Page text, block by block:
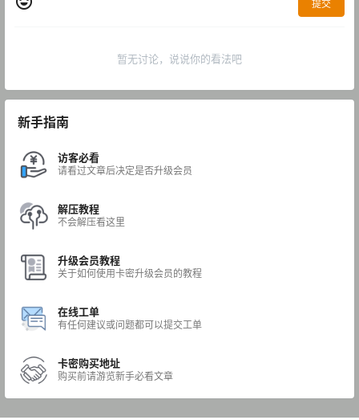
提交
暂无讨论，说说你的看法吧
新手指南
访客必看
请看过文章后决定是否升级会员
解压教程
不会解压看这里
升级会员教程
关于如何使用卡密升级会员的教程
在线工单
有任何建议或问题都可以提交工单
卡密购买地址
购买前请游览新手必看文章